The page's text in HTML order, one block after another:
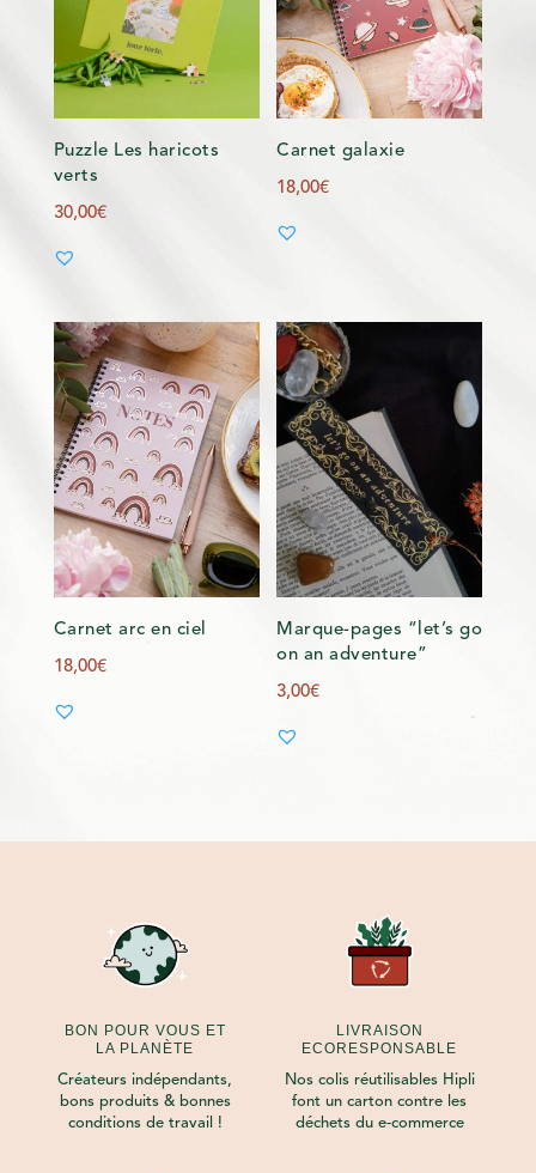
Puzzle Les haricots
verts
30,00€
Carnet galaxie
18,00€
Carnet arc en ciel
18,00€
Marque-pages “let’s go
on an adventure”
3,00€
BON POUR VOUS ET
LA PLANÈTE
Créateurs indépendants,
bons produits & bonnes
conditions de travail !
LIVRAISON
ECORESPONSABLE
Nos colis réutilisables Hipli
font un carton contre les
déchets du e-commerce